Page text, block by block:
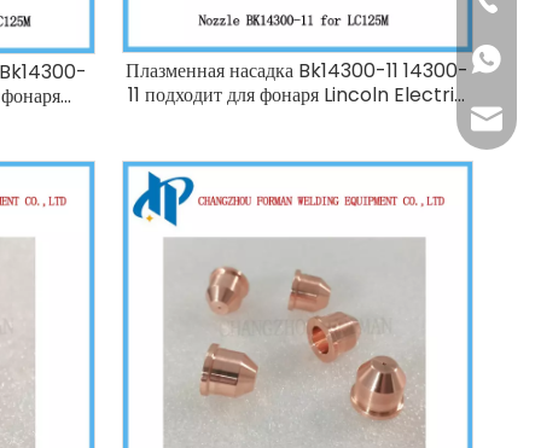
Bk14300-
Плазменная насадка Bk14300-11 14300-
11 подходит для фонаря Lincoln Electric
+86-